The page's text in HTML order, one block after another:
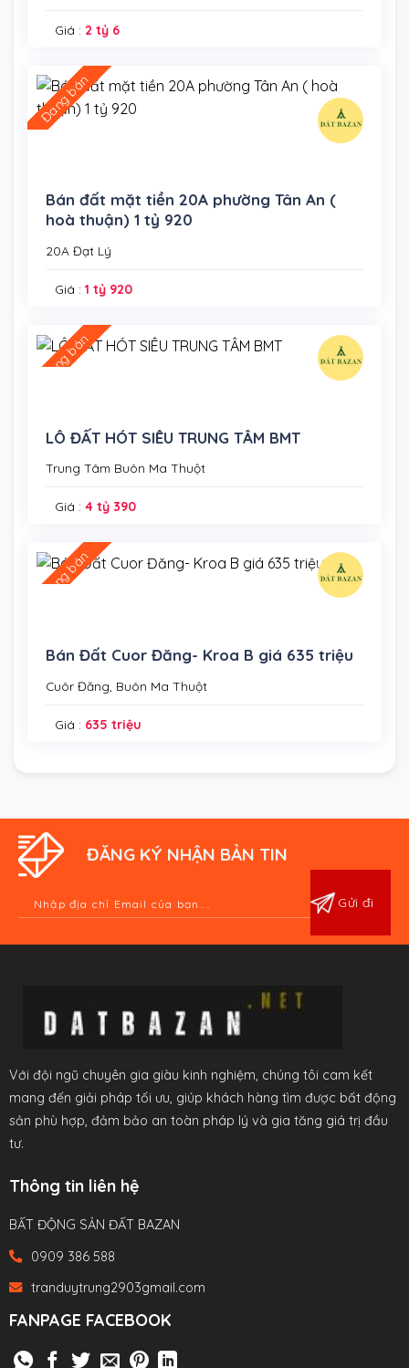
Giá : 2 tỷ 6
Đang bán
Bán đất mặt tiền 20A phường Tân An (
hoà thuận) 1 tỷ 920
20A Đạt Lý
Giá : 1 tỷ 920
Đang bán
LÔ ĐẤT HÓT SIÊU TRUNG TÂM BMT
Trung Tâm Buôn Ma Thuột
Giá : 4 tỷ 390
Đang bán
Bán Đất Cuor Đăng- Kroa B giá 635 triệu
Cuôr Đăng, Buôn Ma Thuột
Giá : 635 triệu
ĐĂNG KÝ NHẬN BẢN TIN
Với đội ngũ chuyên gia giàu kinh nghiệm, chúng tôi cam kết
mang đến giải pháp tối ưu, giúp khách hàng tìm được bất động
sản phù hợp, đảm bảo an toàn pháp lý và gia tăng giá trị đầu
tư.
Thông tin liên hệ
BẤT ĐỘNG SẢN ĐẤT BAZAN
0909 386 588
tranduytrung2903gmail.com
FANPAGE FACEBOOK